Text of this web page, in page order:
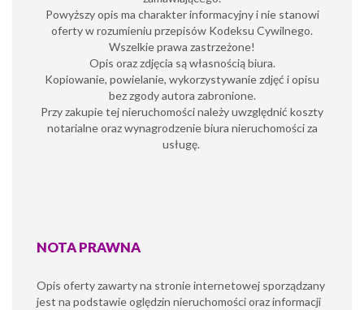
Powyższy opis ma charakter informacyjny i nie stanowi
oferty w rozumieniu przepisów Kodeksu Cywilnego.
Wszelkie prawa zastrzeżone!
Opis oraz zdjęcia są własnością biura.
Kopiowanie, powielanie, wykorzystywanie zdjęć i opisu
bez zgody autora zabronione.
Przy zakupie tej nieruchomości należy uwzględnić koszty
notarialne oraz wynagrodzenie biura nieruchomości za
usługę.
NOTA PRAWNA
Opis oferty zawarty na stronie internetowej sporządzany
jest na podstawie oględzin nieruchomości oraz informacji